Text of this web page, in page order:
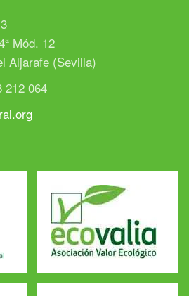
Mód. 12
Aljarafe (Sevilla)
212 064